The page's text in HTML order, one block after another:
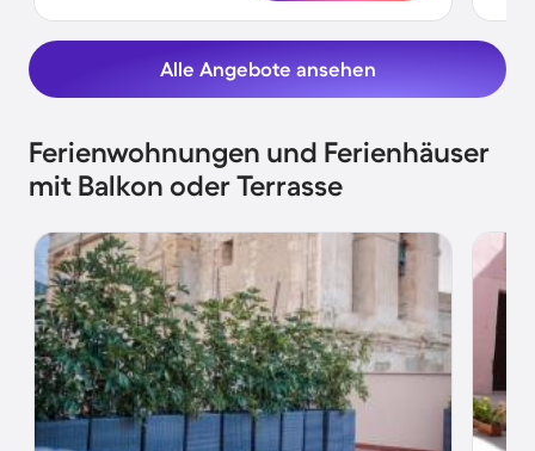
Alle Angebote ansehen
Ferienwohnungen und Ferienhäuser
mit Balkon oder Terrasse